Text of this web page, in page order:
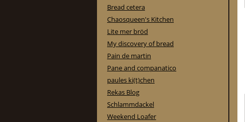
Bread cetera
Chaosqueen's Kitchen
Lite mer bröd
My discovery of bread
Pain de martin
Pane and companatico
paules ki(t)chen
Rekas Blog
Schlammdackel
Weekend Loafer